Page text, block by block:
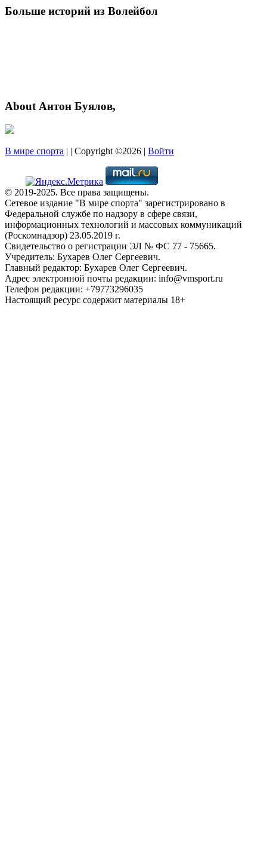
Больше историй из Волейбол
About Антон Буялов,
В мире спорта | | Copyright ©2026 | Войти
© 2019-2025. Все права защищены.
Сетевое издание "В мире спорта" зарегистрировано в
Федеральной службе по надзору в сфере связи,
информационных технологий и массовых коммуникаций
(Роскомнадзор) 23.05.2019 г.
Свидетельство о регистрации ЭЛ № ФС 77 - 75665.
Учредитель: Бухарев Олег Сергеевич.
Главный редактор: Бухарев Олег Сергеевич.
Адрес электронной почты редакции: info@vmsport.ru
Телефон редакции: +79773296035
Настоящий ресурс содержит материалы 18+